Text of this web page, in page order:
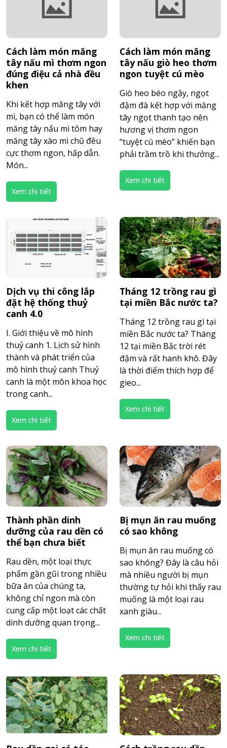
Cách làm món măng
tây nấu mì thơm ngon
đúng điệu cả nhà đều
khen
Khi kết hợp măng tây với
mì, bạn có thể làm món
măng tây nấu mì tôm hay
măng tây xào mì chũ đều
cực thơm ngon, hấp dẫn.
Món...
Xem chi tiết
Cách làm món măng
tây nấu giò heo thơm
ngon tuyệt cú mèo
Giò heo béo ngậy, ngọt
đậm đà kết hợp với măng
tây ngọt thanh tạo nên
hương vị thơm ngon
“tuyệt cú mèo” khiến bạn
phải trầm trồ khi thưởng...
Xem chi tiết
Dịch vụ thi công lắp
đặt hệ thống thuỷ
canh 4.0
I. Giới thiệu về mô hình
thuỷ canh 1. Lịch sử hình
thành và phát triển của
mô hình thuỷ canh Thuỷ
canh là một môn khoa học
trong canh...
Xem chi tiết
Tháng 12 trồng rau gì
tại miền Bắc nước ta?
Tháng 12 trồng rau gì tại
miền Bắc nước ta? Tháng
12 tại miền Bắc trời rét
đậm và rất hanh khô. Đây
là thời điểm thích hợp để
gieo...
Xem chi tiết
Thành phần dinh
dưỡng của rau dền có
thể bạn chưa biết
Rau dền, một loại thực
phẩm gần gũi trong nhiều
bữa ăn của chúng ta,
không chỉ ngon mà còn
cung cấp một loạt các chất
dinh dưỡng quan trọng...
Xem chi tiết
Bị mụn ăn rau muống
có sao không
Bị mụn ăn rau muống có
sao không? Đây là câu hỏi
mà nhiều người bị mụn
thường tự hỏi khi thấy rau
muống là một loại rau
xanh giàu...
Xem chi tiết